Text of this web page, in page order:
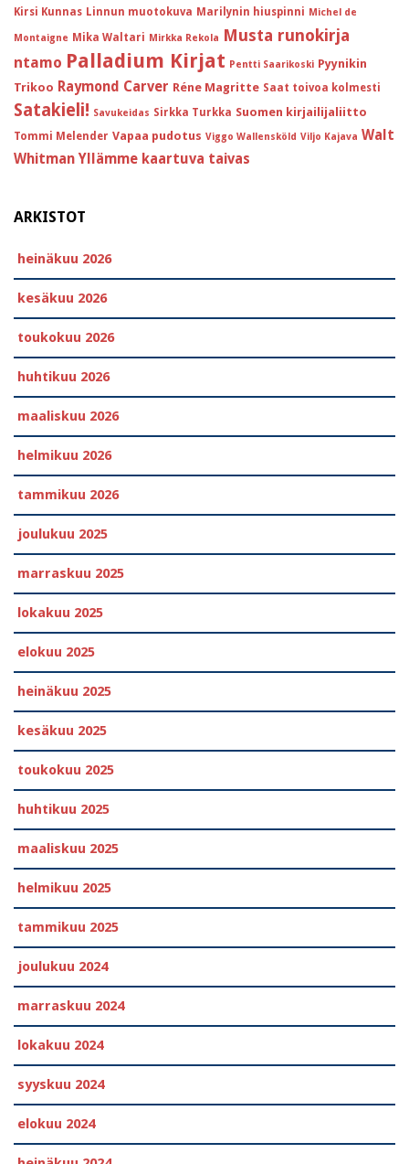
Kirsi Kunnas Linnun muotokuva Marilynin hiuspinni Michel de
Montaigne Mika Waltari Mirkka Rekola Musta runokirja
ntamo Palladium Kirjat Pentti Saarikoski Pyynikin
Trikoo Raymond Carver Réne Magritte Saat toivoa kolmesti
Satakieli! Savukeidas Sirkka Turkka Suomen kirjailijaliitto
Tommi Melender Vapaa pudotus Viggo Wallensköld Viljo Kajava Walt
Whitman Yllämme kaartuva taivas
ARKISTOT
heinäkuu 2026
kesäkuu 2026
toukokuu 2026
huhtikuu 2026
maaliskuu 2026
helmikuu 2026
tammikuu 2026
joulukuu 2025
marraskuu 2025
lokakuu 2025
elokuu 2025
heinäkuu 2025
kesäkuu 2025
toukokuu 2025
huhtikuu 2025
maaliskuu 2025
helmikuu 2025
tammikuu 2025
joulukuu 2024
marraskuu 2024
lokakuu 2024
syyskuu 2024
elokuu 2024